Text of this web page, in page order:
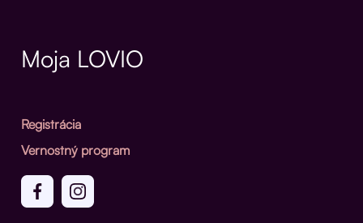
Moja LOVIO
Registrácia
Vernostný program